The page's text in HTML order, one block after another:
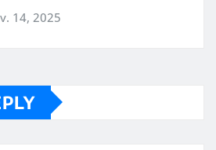
14, 2025